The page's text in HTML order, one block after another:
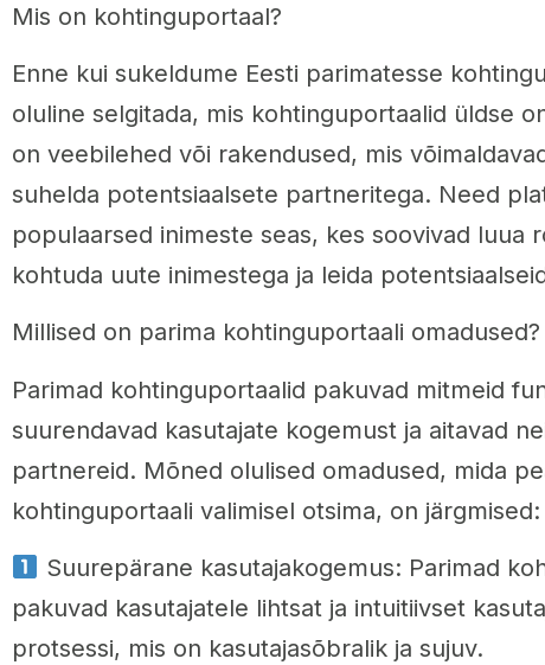
Mis on kohtinguportaal?
Enne kui sukeldume Eesti parimatesse
oluline selgitada, mis kohtinguportaalid üldse
on veebilehed või rakendused, mis
suhelda potentsiaalsete partneritega. Need
populaarsed inimeste seas, kes soovivad luua
kohtuda uute inimestega ja leida
Millised on parima kohtinguportaali omadused?
Parimad kohtinguportaalid pakuvad mitmeid
suurendavad kasutajate kogemust ja aitavad
partnereid. Mõned olulised omadused, mida
kohtinguportaali valimisel otsima, on järgmised:
Suurepärane kasutajakogemus: Parimad
pakuvad kasutajatele lihtsat ja intuitiivset
protsessi, mis on kasutajasõbralik ja sujuv.